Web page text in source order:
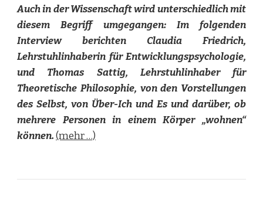
Auch in der Wissenschaft wird unterschiedlich mit
diesem Begriff umgegangen: Im folgenden
Interview berichten Claudia Friedrich,
Lehrstuhlinhaberin für Entwicklungspsychologie,
und Thomas Sattig, Lehrstuhlinhaber für
Theoretische Philosophie, von den Vorstellungen
des Selbst, von Über-Ich und Es und darüber, ob
mehrere Personen in einem Körper „wohnen“
können.(mehr …)